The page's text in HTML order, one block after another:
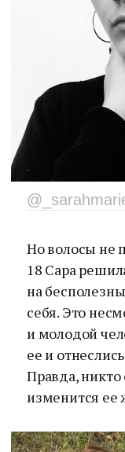
Но волосы не
18 Сара
на
себя. Это
и молодой
ее и
Правда,
изменится ее